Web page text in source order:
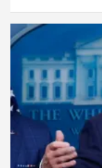
milyon